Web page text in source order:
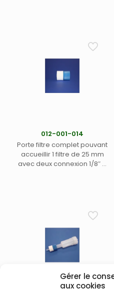
Gérer le
aux cookies
012-001-014
Porte filtre complet pouvant
accueillir 1 filtre de 25 mm
avec deux connexion 1/8″ –